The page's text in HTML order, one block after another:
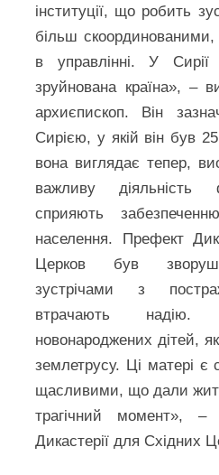
інституції, що робить
більш
в управлінні. У
зруйнована країна», –
архиєпископ. Він
Сирією, у якій він був
вона виглядає тепер,
важливу діяльність
сприяють
населення. Префект
Церков був
зустрічами з
втрачають надію.
новонароджених дітей,
землетрусу. Ці матері
щасливими, що дали
трагічний момент», –
Дикастерії для Східних